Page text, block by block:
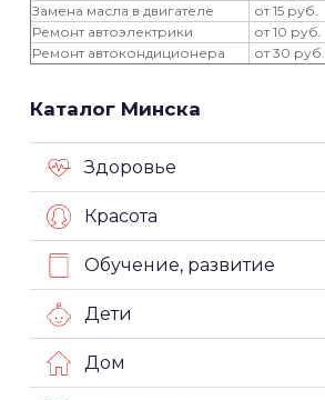
Замена масла в двигателе
от 15 руб.
Ремонт автоэлектрики
от 10 руб.
Ремонт автокондиционера
от 30 руб.
Каталог Минска
Здоровье
Красота
Обучение, развитие
Дети
Дом